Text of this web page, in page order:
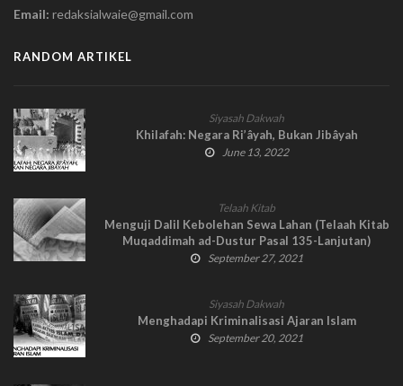
Email: redaksialwaie@gmail.com
RANDOM ARTIKEL
Siyasah Dakwah
Khilafah: Negara Ri’âyah, Bukan Jibâyah
June 13, 2022
Telaah Kitab
Menguji Dalil Kebolehan Sewa Lahan (Telaah Kitab
Muqaddimah ad-Dustur Pasal 135-Lanjutan)
September 27, 2021
Siyasah Dakwah
Menghadapi Kriminalisasi Ajaran Islam
September 20, 2021